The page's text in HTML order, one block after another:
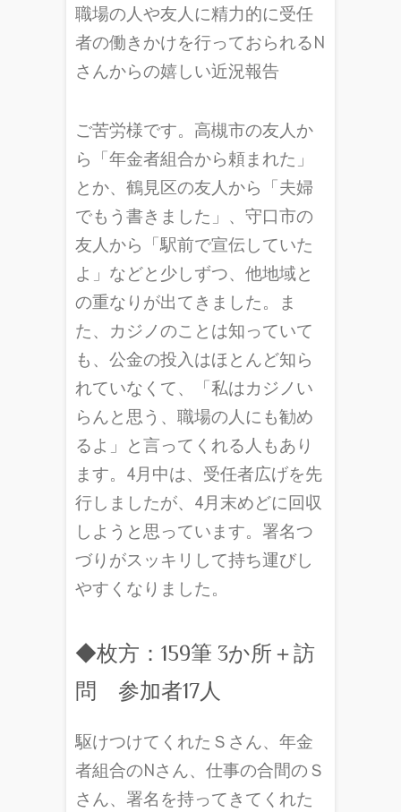
職場の人や友人に精力的に受任
者の働きかけを行っておられるN
さんからの嬉しい近況報告
ご苦労様です。高槻市の友人か
ら「年金者組合から頼まれた」
とか、鶴見区の友人から「夫婦
でもう書きました」、守口市の
友人から「駅前で宣伝していた
よ」などと少しずつ、他地域と
の重なりが出てきました。ま
た、カジノのことは知っていて
も、公金の投入はほとんど知ら
れていなくて、「私はカジノい
らんと思う、職場の人にも勧め
るよ」と言ってくれる人もあり
ます。4月中は、受任者広げを先
行しましたが、4月末めどに回収
しようと思っています。署名つ
づりがスッキリして持ち運びし
やすくなりました。
◆枚方：159筆 3か所＋訪
問 参加者17人
駆けつけてくれたＳさん、年金
者組合のNさん、仕事の合間のＳ
さん、署名を持ってきてくれた